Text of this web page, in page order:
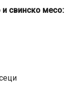
свинско месо: